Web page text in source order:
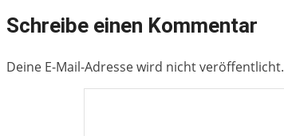
Schreibe einen Kommentar
Deine E-Mail-Adresse wird nicht veröffentlicht.